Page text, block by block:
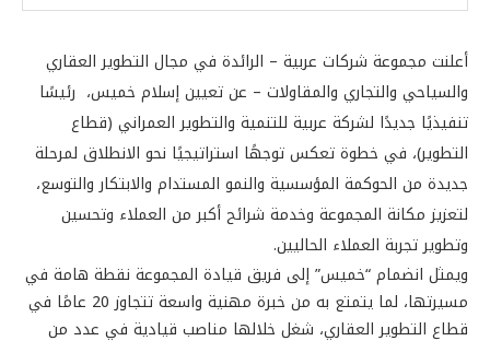
أعلنت مجموعة شركات عربية – الرائدة في مجال التطوير العقاري
والسياحي والتجاري والمقاولات – عن تعيين إسلام خميس، رئيسًا
تنفيذيًا جديدًا لشركة عربية للتنمية والتطوير العمراني (قطاع
التطوير)، في خطوة تعكس توجهًا استراتيجيًا نحو الانطلاق لمرحلة
جديدة من الحوكمة المؤسسية والنمو المستدام والابتكار والتوسع،
لتعزيز مكانة المجموعة وخدمة شرائح أكبر من العملاء وتحسين
وتطوير تجربة العملاء الحاليين.
ويمثل انضمام “خميس” إلى فريق قيادة المجموعة نقطة هامة في
مسيرتها، لما يتمتع به من خبرة مهنية واسعة تتجاوز 20 عامًا في
قطاع التطوير العقاري، شغل خلالها مناصب قيادية في عدد من